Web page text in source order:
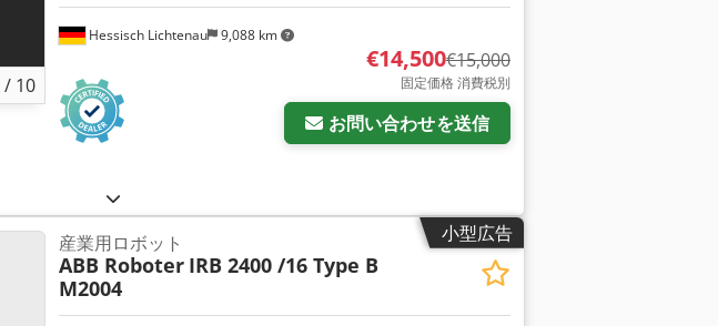
/ 10
Hessisch Lichtenau 9,088 km
€14,500€15,000
固定価格 消費税別
お問い合わせを送信
小型広告
産業用ロボット
ABB Roboter IRB 2400 /16 Type B
M2004